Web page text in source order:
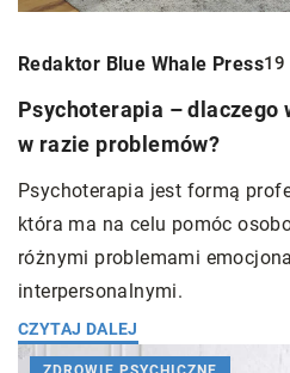
Redaktor Blue Whale Press19
Psychoterapia – dlaczego
w razie problemów?
Psychoterapia jest formą
która ma na celu pomóc
różnymi problemami
interpersonalnymi.
CZYTAJ DALEJ